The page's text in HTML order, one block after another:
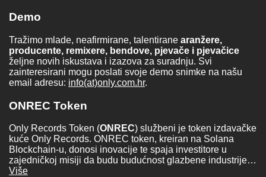
Demo
Tražimo mlade, neafirmirane, talentirane aranžere,
producente, remixere, bendove, pjevače i pjevačice
željne novih iskustava i izazova za suradnju. Svi
zainteresirani mogu poslati svoje demo snimke na našu
email adresu: info(at)only.com.hr.
ONREC Token
Only Records Token (ONREC) službeni je token izdavačke
kuće Only Records. ONREC token, kreiran na Solana
Blockchain-u, donosi inovacije te spaja investitore u
zajedničkoj misiji da budu budućnost glazbene industrije…
Više